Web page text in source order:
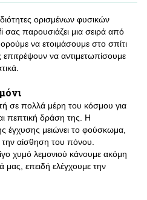
ορισμένων φυσικών
σας παρουσιάζει μια σειρά από
να ετοιμάσουμε στο σπίτι
επιτρέψουν να αντιμετωπίσουμε
σε πολλά μέρη του κόσμου για
πεπτική δράση της. Η
έγχυσης μειώνει το φούσκωμα,
την αίσθηση του πόνου.
χυμό λεμονιού κάνουμε ακόμη
μας, επειδή ελέγχουμε την